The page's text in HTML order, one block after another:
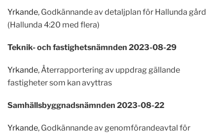
Yrkande, Godkännande av detaljplan för Hallunda gård
(Hallunda 4:20 med flera)
Teknik- och fastighetsnämnden 2023-08-29
Yrkande, Återrapportering av uppdrag gällande
fastigheter som kan avyttras
Samhällsbyggnadsnämnden 2023-08-22
Yrkande, Godkännande av genomförandeavtal för